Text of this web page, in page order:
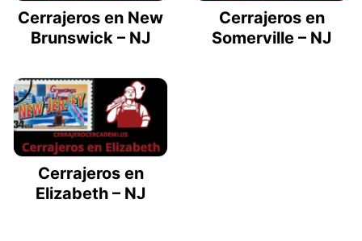
Cerrajeros en New
Brunswick – NJ
Cerrajeros en
Somerville – NJ
Cerrajeros en
Elizabeth – NJ